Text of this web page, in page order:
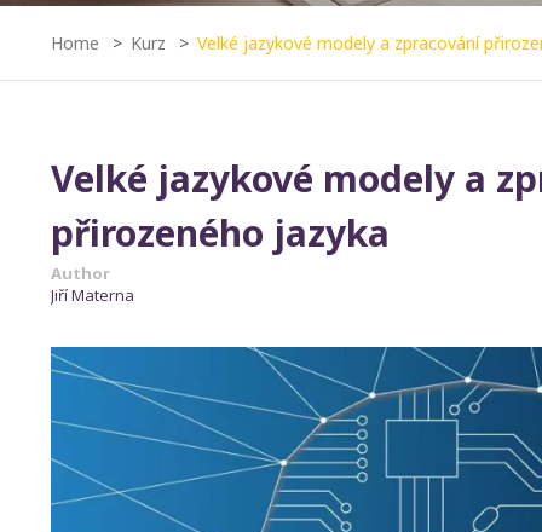
Home Kurz Velké jazykové modely a zpracování
Velké jazykové modely a
přirozeného jazyka
Author
Jiří Materna